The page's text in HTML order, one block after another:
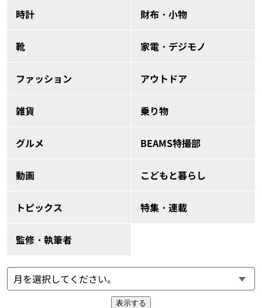
時計 財布・小物
靴 家電・デジモノ
ファッション アウトドア
雑貨 乗り物
グルメ BEAMS特撮部
動画 こどもと暮らし
トピックス 特集・連載
監修・執筆者
表示する